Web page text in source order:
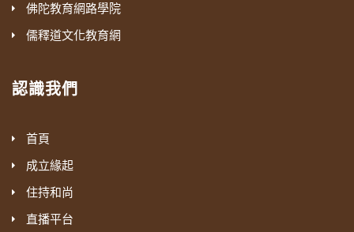
佛陀教育網路學院
儒釋道文化教育網
認識我們
首頁
成立緣起
住持和尚
直播平台